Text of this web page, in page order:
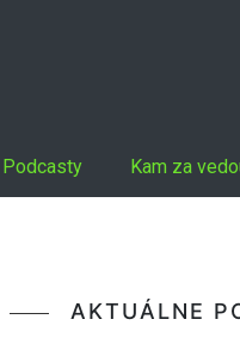
Podcasty Kam za
AKTUÁLNE